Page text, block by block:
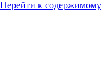
Перейти к содержимому